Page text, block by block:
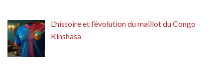
L’histoire et l’évolution du maillot du Congo
Kinshasa